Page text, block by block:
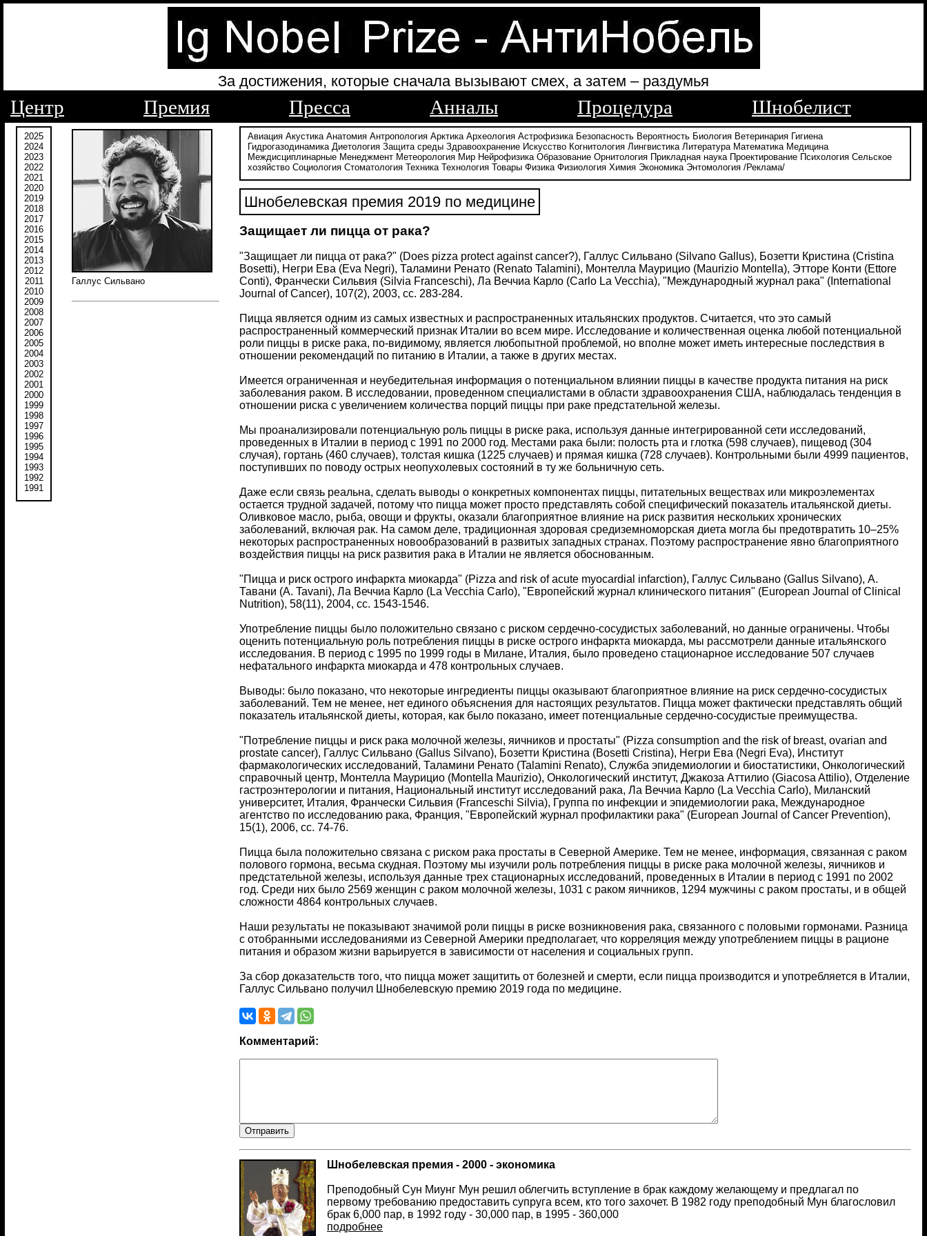
За достижения, которые сначала вызывают смех, а затем – раздумья
Центр Премия Пресса Анналы Процедура Шнобелист
2025
2024
2023
2022
2021
2020
2019
2018
2017
2016
2015
2014
2013
2012
2011
2010
2009
2008
2007
2006
2005
2004
2003
2002
2001
2000
1999
1998
1997
1996
1995
1994
1993
1992
1991
Галлус Сильвано
Авиация Акустика Анатомия Антропология Арктика Археология Астрофизика Безопасность Вероятность Биология Ветеринария Гигиена
Гидрогазодинамика Диетология Защита среды Здравоохранение Искусство Когнитология Лингвистика Литература Математика Медицина
Междисциплинарные Менеджмент Метеорология Мир Нейрофизика Образование Орнитология Прикладная наука Проектирование Психология Сельское
хозяйство Социология Стоматология Техника Технология Товары Физика Физиология Химия Экономика Энтомология /Реклама/
Шнобелевская премия 2019 по медицине
Защищает ли пицца от рака?
"Защищает ли пицца от рака?" (Does pizza protect against cancer?), Галлус Сильвано (Silvano Gallus), Бозетти Кристина (Cristina
Bosetti), Негри Ева (Eva Negri), Таламини Ренато (Renato Talamini), Монтелла Маурицио (Maurizio Montella), Этторе Конти (Ettore
Conti), Франчески Сильвия (Silvia Franceschi), Ла Веччиа Карло (Carlo La Vecchia), "Международный журнал рака" (International
Journal of Cancer), 107(2), 2003, сс. 283-284.
Пицца является одним из самых известных и распространенных итальянских продуктов. Считается, что это самый
распространенный коммерческий признак Италии во всем мире. Исследование и количественная оценка любой потенциальной
роли пиццы в риске рака, по-видимому, является любопытной проблемой, но вполне может иметь интересные последствия в
отношении рекомендаций по питанию в Италии, а также в других местах.
Имеется ограниченная и неубедительная информация о потенциальном влиянии пиццы в качестве продукта питания на риск
заболевания раком. В исследовании, проведенном специалистами в области здравоохранения США, наблюдалась тенденция в
отношении риска с увеличением количества порций пиццы при раке предстательной железы.
Мы проанализировали потенциальную роль пиццы в риске рака, используя данные интегрированной сети исследований,
проведенных в Италии в период с 1991 по 2000 год. Местами рака были: полость рта и глотка (598 случаев), пищевод (304
случая), гортань (460 случаев), толстая кишка (1225 случаев) и прямая кишка (728 случаев). Контрольными были 4999 пациентов,
поступивших по поводу острых неопухолевых состояний в ту же больничную сеть.
Даже если связь реальна, сделать выводы о конкретных компонентах пиццы, питательных веществах или микроэлементах
остается трудной задачей, потому что пицца может просто представлять собой специфический показатель итальянской диеты.
Оливковое масло, рыба, овощи и фрукты, оказали благоприятное влияние на риск развития нескольких хронических
заболеваний, включая рак. На самом деле, традиционная здоровая средиземноморская диета могла бы предотвратить 10–25%
некоторых распространенных новообразований в развитых западных странах. Поэтому распространение явно благоприятного
воздействия пиццы на риск развития рака в Италии не является обоснованным.
"Пицца и риск острого инфаркта миокарда" (Pizza and risk of acute myocardial infarction), Галлус Сильвано (Gallus Silvano), А.
Тавани (A. Tavani), Ла Веччиа Карло (La Vecchia Carlo), "Европейский журнал клинического питания" (European Journal of Clinical
Nutrition), 58(11), 2004, сс. 1543-1546.
Употребление пиццы было положительно связано с риском сердечно-сосудистых заболеваний, но данные ограничены. Чтобы
оценить потенциальную роль потребления пиццы в риске острого инфаркта миокарда, мы рассмотрели данные итальянского
исследования. В период с 1995 по 1999 годы в Милане, Италия, было проведено стационарное исследование 507 случаев
нефатального инфаркта миокарда и 478 контрольных случаев.
Выводы: было показано, что некоторые ингредиенты пиццы оказывают благоприятное влияние на риск сердечно-сосудистых
заболеваний. Тем не менее, нет единого объяснения для настоящих результатов. Пицца может фактически представлять общий
показатель итальянской диеты, которая, как было показано, имеет потенциальные сердечно-сосудистые преимущества.
"Потребление пиццы и риск рака молочной железы, яичников и простаты" (Pizza consumption and the risk of breast, ovarian and
prostate cancer), Галлус Сильвано (Gallus Silvano), Бозетти Кристина (Bosetti Cristina), Негри Ева (Negri Eva), Институт
фармакологических исследований, Таламини Ренато (Talamini Renato), Служба эпидемиологии и биостатистики, Онкологический
справочный центр, Монтелла Маурицио (Montella Maurizio), Онкологический институт, Джакоза Аттилио (Giacosa Attilio), Отделение
гастроэнтерологии и питания, Национальный институт исследований рака, Ла Веччиа Карло (La Vecchia Carlo), Миланский
университет, Италия, Франчески Сильвия (Franceschi Silvia), Группа по инфекции и эпидемиологии рака, Международное
агентство по исследованию рака, Франция, "Европейский журнал профилактики рака" (European Journal of Cancer Prevention),
15(1), 2006, сс. 74-76.
Пицца была положительно связана с риском рака простаты в Северной Америке. Тем не менее, информация, связанная с раком
полового гормона, весьма скудная. Поэтому мы изучили роль потребления пиццы в риске рака молочной железы, яичников и
предстательной железы, используя данные трех стационарных исследований, проведенных в Италии в период с 1991 по 2002
год. Среди них было 2569 женщин с раком молочной железы, 1031 с раком яичников, 1294 мужчины с раком простаты, и в общей
сложности 4864 контрольных случаев.
Наши результаты не показывают значимой роли пиццы в риске возникновения рака, связанного с половыми гормонами. Разница
с отобранными исследованиями из Северной Америки предполагает, что корреляция между употреблением пиццы в рационе
питания и образом жизни варьируется в зависимости от населения и социальных групп.
За сбор доказательств того, что пицца может защитить от болезней и смерти, если пицца производится и употребляется в Италии,
Галлус Сильвано получил Шнобелевскую премию 2019 года по медицине.
Комментарий:
Шнобелевская премия - 2000 - экономика
Преподобный Сун Миунг Мун решил облегчить вступление в брак каждому желающему и предлагал по
первому требованию предоставить супруга всем, кто того захочет. В 1982 году преподобный Мун благословил
брак 6,000 пар, в 1992 году - 30,000 пар, в 1995 - 360,000
подробнее